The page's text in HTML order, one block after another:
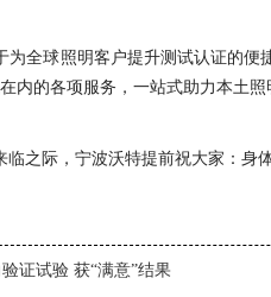
全球照明客户提升测试认证的便
内的各项服务，一站式助力本土照
之际，宁波沃特提前祝大家：身
证试验 获“满意”结果